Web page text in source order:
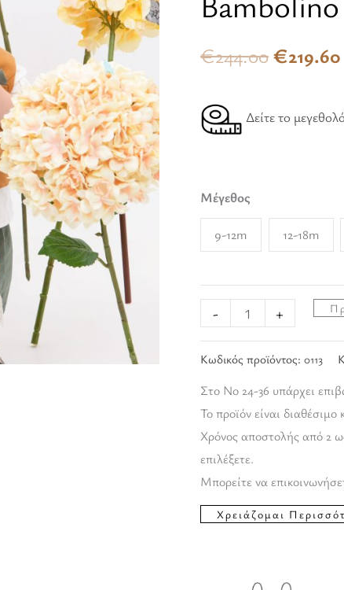
€244.00
was:
€244.00.
€219.60
Δείτε το
Μέγεθος
9-12m 12-18m
-
ποσότητα
+
Κωδικός προϊόντος: 0113
Στο Νο 24-36 υπάρχει
Το προϊόν είναι
Χρόνος αποστολής από 2
επιλέξετε.
Μπορείτε να